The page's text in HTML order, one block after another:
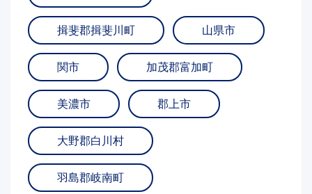
揖斐郡揖斐川町 山県市
関市 加茂郡富加町
美濃市 郡上市
大野郡白川村
羽島郡岐南町